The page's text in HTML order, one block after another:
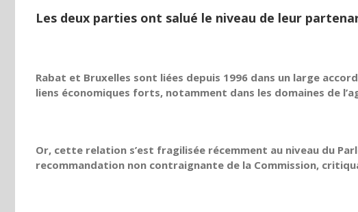
Les deux parties ont salué le niveau de leur
Rabat et Bruxelles sont liées depuis 1996 dans un large
liens économiques forts, notamment dans les domaines de
Or, cette relation s’est fragilisée récemment au niveau du
recommandation non contraignante de la Commission,